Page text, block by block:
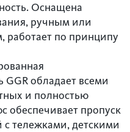
Оснащена
ручным или
работает по принципу
GGR обладает всеми
и полностью
обеспечивает пропуск
тележками, детскими